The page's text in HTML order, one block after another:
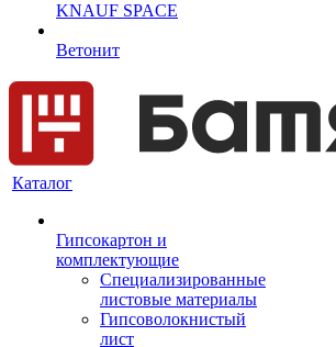
KNAUF SPACE
Ветонит
Каталог
Гипсокартон и
комплектующие
Специализированные
листовые материалы
Гипсоволокнистый
лист